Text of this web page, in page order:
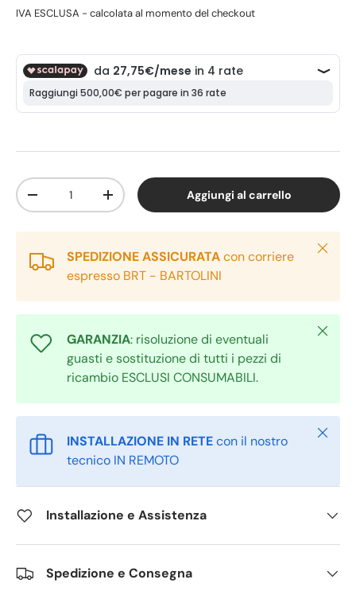
IVA ESCLUSA - calcolata al momento del checkout
Q.tà
-
+ Aggiungi al carrello
SPEDIZIONE ASSICURATAcon corriere
espresso BRT - BARTOLINI
Chiudi
GARANZIA: risoluzione di eventuali
guasti e sostituzione di tutti i pezzi di
ricambio ESCLUSI CONSUMABILI.
Chiudi
INSTALLAZIONE IN RETEcon il nostro
tecnico IN REMOTO
Chiudi
Installazione e Assistenza
Spedizione e Consegna